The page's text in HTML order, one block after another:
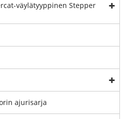
väylätyyppinen Stepper
ajurisarja